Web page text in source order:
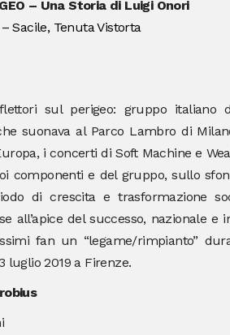
– Una Storia di Luigi Onori
Sacile, Tenuta Vistorta
sul perigeo: gruppo italiano
suonava al Parco Lambro di
i concerti di Soft Machine e
componenti e del gruppo, sullo
di crescita e trasformazione
all’apice del successo, nazionale e
fan un “legame/rimpianto”
2019 a Firenze.